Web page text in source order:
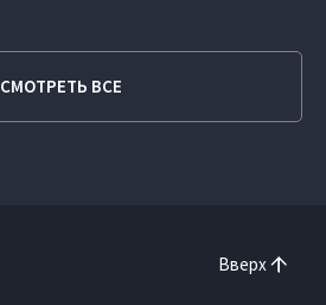
СМОТРЕТЬ ВСЕ
Вверх